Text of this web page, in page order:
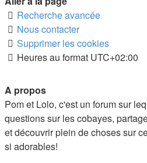
Recherche avancée
Nous contacter
Supprimer les cookies
Heures au format UTC+02:00
A propos
Pom et Lolo, c'est un forum sur
questions sur les cobayes,
et découvrir plein de choses sur
si adorables!